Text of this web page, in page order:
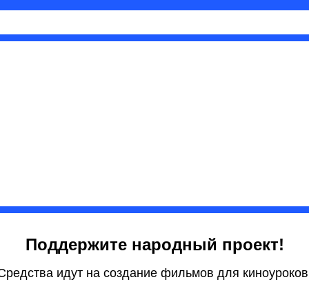
Поддержите народный проект!
идут на создание фильмов для